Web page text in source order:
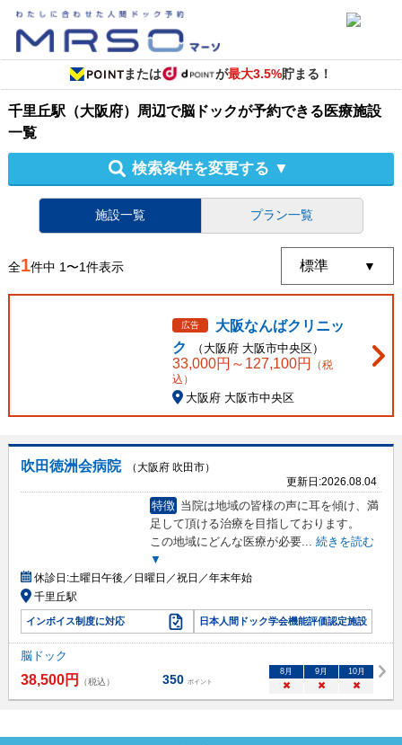
または が最大3.5%貯まる！
千里丘駅（大阪府）周辺で脳ドックが予約できる医療施設
一覧
検索条件を変更する ▼
施設一覧 プラン一覧
全1件中 1〜1件表示
広告
大阪なんばクリニッ
ク
（ 大阪府 大阪市中央区）
33,000円～ 127,100円
（税
込）
大阪府 大阪市中央区
吹田徳洲会病院
（大阪府 吹田市）
更新日:2026.08.04
特徴 当院は地域の皆様の声に耳を傾け、満
足して頂ける治療を目指しております。
この地域にどんな医療が必要... 続きを読む
▼
休診日:土曜日午後／日曜日／祝日／年末年始
千里丘駅
インボイス制度に対応 日本人間ドック学会機能評価認定施設
脳ドック
38,500円 （税込） 350 ポイント
8月 9月 10月
× × ×